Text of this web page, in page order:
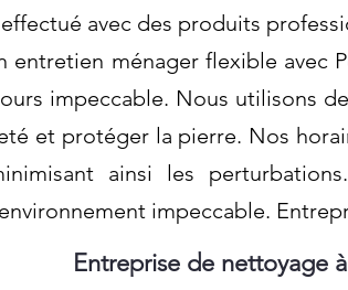
avec des produits
entretien ménager flexible avec
impeccable. Nous utilisons
et protéger la pierre. Nos
ainsi les
impeccable.
Entreprise de nettoyage